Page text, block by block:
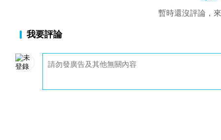
暫時還沒評論，
我要評論